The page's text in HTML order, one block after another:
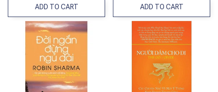
ADD TO CART ADD TO CART